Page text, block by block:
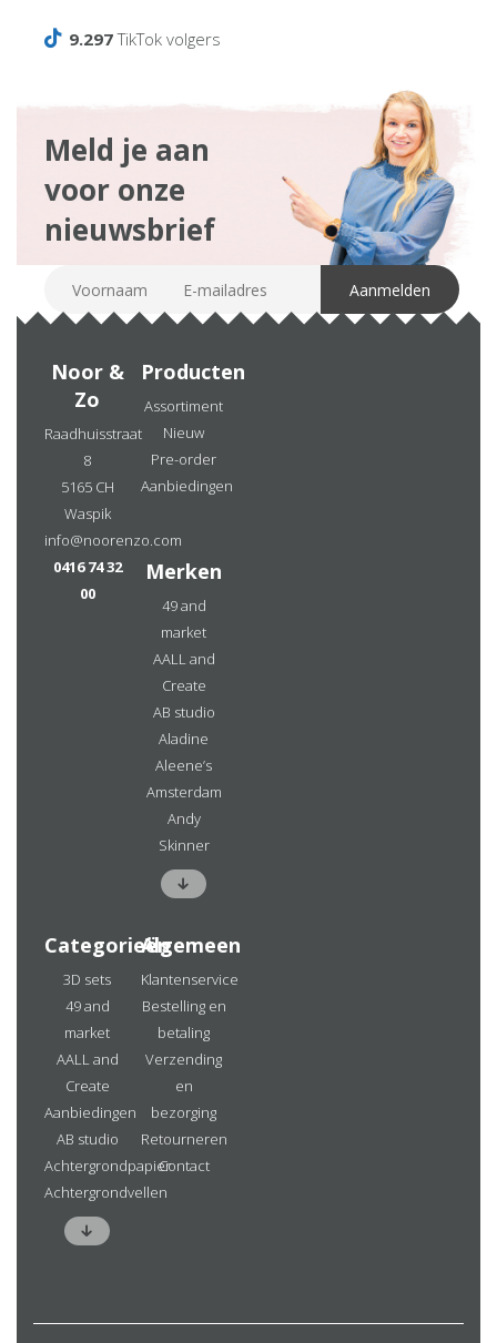
9.297TikTok volgers
Meld je aan
voor onze
nieuwsbrief
Noor &
Zo
Raadhuisstraat
8
5165 CH
Waspik
info@noorenzo.com
0416 74 32
00
Producten
Assortiment
Nieuw
Pre-order
Aanbiedingen
Merken
49 and
market
AALL and
Create
AB studio
Aladine
Aleene’s
Amsterdam
Andy
Skinner
Categorieën
3D sets
49 and
market
AALL and
Create
Aanbiedingen
AB studio
Achtergrondpapier
Achtergrondvellen
Algemeen
Klantenservice
Bestelling en
betaling
Verzending
en
bezorging
Retourneren
Contact